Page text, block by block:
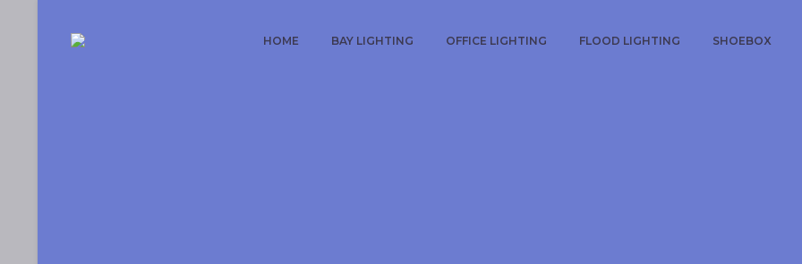
HOME BAY LIGHTING OFFICE LIGHTING FLOOD LIGHTING SHOEBOX